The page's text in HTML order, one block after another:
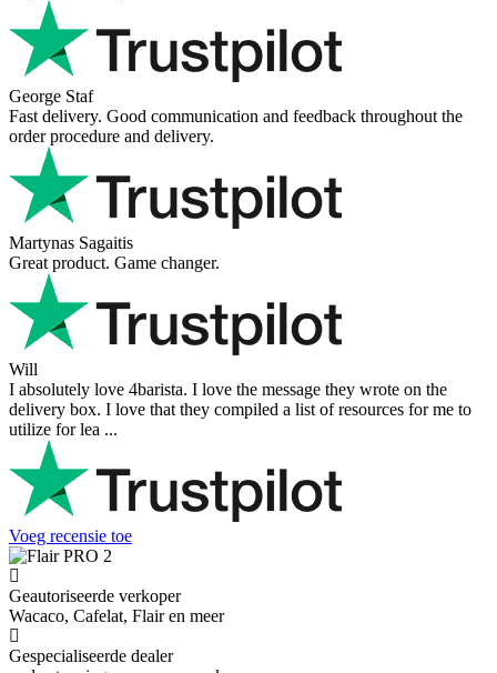
George Staf
Fast delivery. Good communication and feedback throughout the
order procedure and delivery.
Martynas Sagaitis
Great product. Game changer.
Will
I absolutely love 4barista. I love the message they wrote on the
delivery box. I love that they compiled a list of resources for me to
utilize for lea ...
Voeg recensie toe
Geautoriseerde verkoper
Wacaco, Cafelat, Flair en meer
Gespecialiseerde dealer